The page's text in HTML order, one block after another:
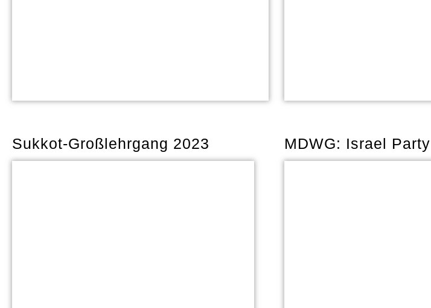
Sukkot-Großlehrgang 2023 MDWG: Israel Party